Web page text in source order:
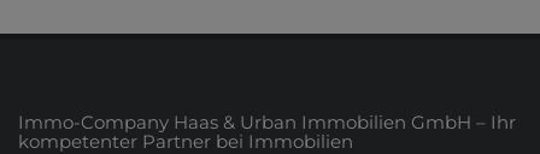
Immo-Company Haas & Urban Immobilien GmbH – Ihr
kompetenter Partner bei Immobilien